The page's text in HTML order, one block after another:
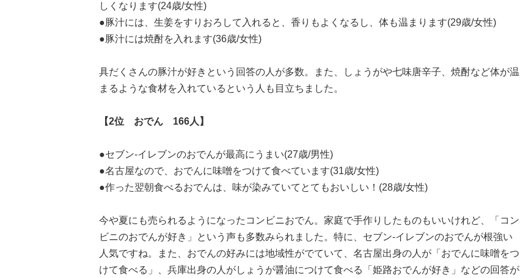
しくなります(24歳/女性)
●豚汁には、生姜をすりおろして入れると、香りもよくなるし、体も温まります(29歳/女性)
●豚汁には焼酎を入れます(36歳/女性)
具だくさんの豚汁が好きという回答の人が多数。また、しょうがや七味唐辛子、焼酎など体が温
まるような食材を入れているという人も目立ちました。
【2位 おでん 166人】
●セブン-イレブンのおでんが最高にうまい(27歳/男性)
●名古屋なので、おでんに味噌をつけて食べています(31歳/女性)
●作った翌朝食べるおでんは、味が染みていてとてもおいしい！(28歳/女性)
今や夏にも売られるようになったコンビニおでん。家庭で手作りしたものもいいけれど、「コン
ビニのおでんが好き」という声も多数みられました。特に、セブン-イレブンのおでんが根強い
人気ですね。また、おでんの好みには地域性がでていて、名古屋出身の人が「おでんに味噌をつ
けて食べる」、兵庫出身の人がしょうが醤油につけて食べる「姫路おでんが好き」などの回答が